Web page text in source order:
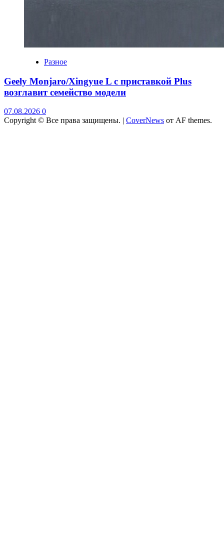
Разное
Geely Monjaro/Xingyue L с приставкой Plus
возглавит семейство модели
07.08.2026 0
Copyright © Все права защищены. | CoverNews от AF themes.